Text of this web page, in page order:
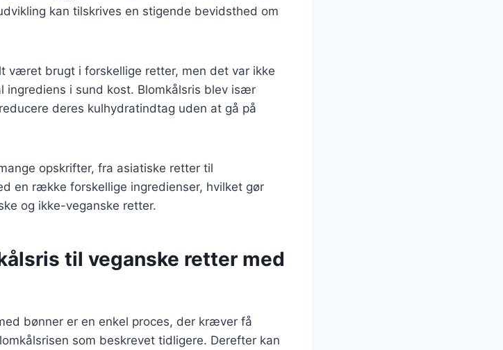
kan tilskrives en stigende bevidsthed om
været brugt i forskellige retter, men det var ikke
ingrediens i sund kost. Blomkålsris blev især
deres kulhydratindtag uden at gå på
opskrifter, fra asiatiske retter til
en række forskellige ingredienser, hvilket gør
og ikke-veganske retter.
til veganske retter med
bønner er en enkel proces, der kræver få
som beskrevet tidligere. Derefter kan